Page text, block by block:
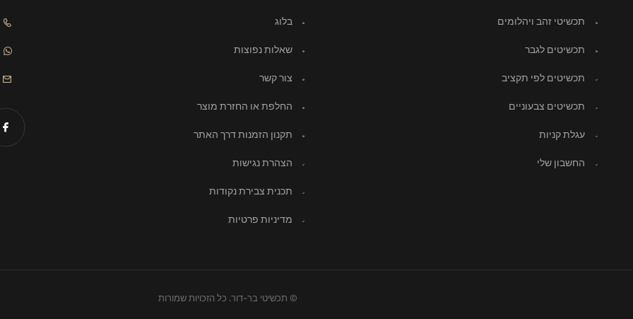
תכשיטי זהב ויהלומים
תכשיטים לגבר
תכשיטים לפי תקציב
תכשיטים צבעוניים
עגלת קניות
החשבון שלי
בלוג
שאלות נפוצות
צור קשר
החלפת או החזרת מוצר
תקנון הזמנות דרך האתר
הצהרת נגישות
תכנית צבירת נקודות
מדיניות פרטיות
© תכשיטי בר-דור. כל הזכויות שמורות